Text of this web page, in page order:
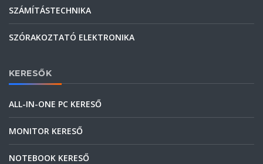
SZÁMÍTÁSTECHNIKA
SZÓRAKOZTATÓ ELEKTRONIKA
KERESŐK
ALL-IN-ONE PC KERESŐ
MONITOR KERESŐ
NOTEBOOK KERESŐ